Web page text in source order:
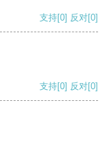
支持[0] 反对[0]
支持[0] 反对[0]